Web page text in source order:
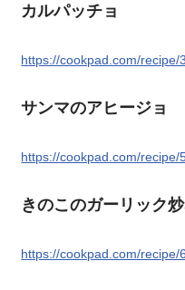
カルパッチョ
https://cookpad.com/recipe/
サンマのアヒージョ
https://cookpad.com/recipe/
きのこのガーリック
https://cookpad.com/recipe/